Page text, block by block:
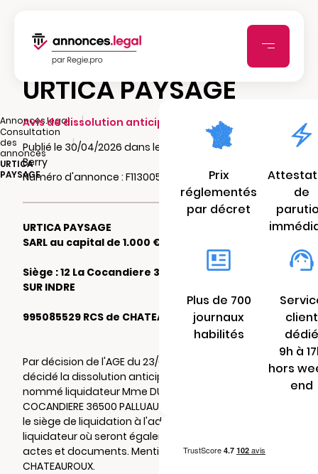
Annonces.legal
|
Consultation
des
annonces
|
URTICA
PAYSAGE
URTICA PAYSAGE
Avis de dissolution anticipée
Publié le 30/04/2026 dans le journal L'Echo du
Berry
Numéro d'annonce : F11300516saqb
URTICA PAYSAGE
SARL au capital de 1.000 €
Siège : 12 La Cocandiere 36500 PALLUAU
SUR INDRE
995085529 RCS de CHATEAUROUX
Par décision de l'AGE du 23/04/2026, il a été
décidé la dissolution anticipée de la société,
nommé liquidateur Mme DUGAY Julia 12 LA
COCANDIERE 36500 PALLUAU SUR INDRE , et fixé
le siège de liquidation à l'adresse du
liquidateur où seront également notifiés
actes et documents. Mention au RCS de
CHATEAUROUX.
Prix
réglementés
par décret
de
Plus de 700
journaux
habilités
client
dédié
9h à
hors
end